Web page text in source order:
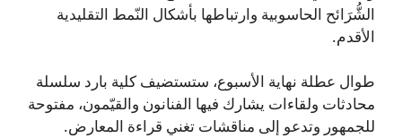
الشُّرَائح الحاسوبية وارتباطها بأشكال النّمط التقليدية
الأقدم.
طوال عطلة نهاية الأسبوع، ستستضيف كلية بارد سلسلة
محادثات ولقاءات يشارك فيها الفنانون والقيّمون، مفتوحة
للجمهور وتدعو إلى مناقشات تغني قراءة المعارض.